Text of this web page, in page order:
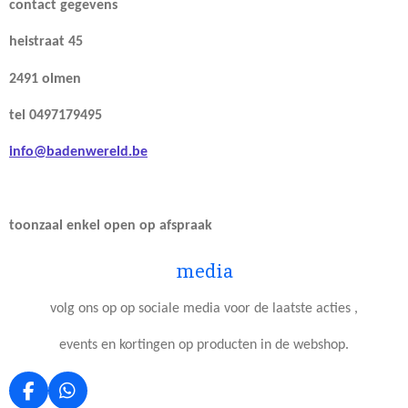
contact gegevens
heistraat 45
2491 olmen
tel 0497179495
info@badenwereld.be
toonzaal enkel open op afspraak
media
volg ons op op sociale media voor de laatste acties ,
events en kortingen op producten in de webshop.
F
W